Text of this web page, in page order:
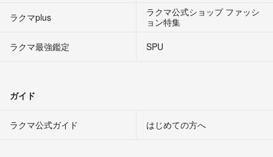
ラクマplus
ラクマ公式ショップ ファッシ
ョン特集
ラクマ最強鑑定
SPU
ガイド
ラクマ公式ガイド はじめての方へ